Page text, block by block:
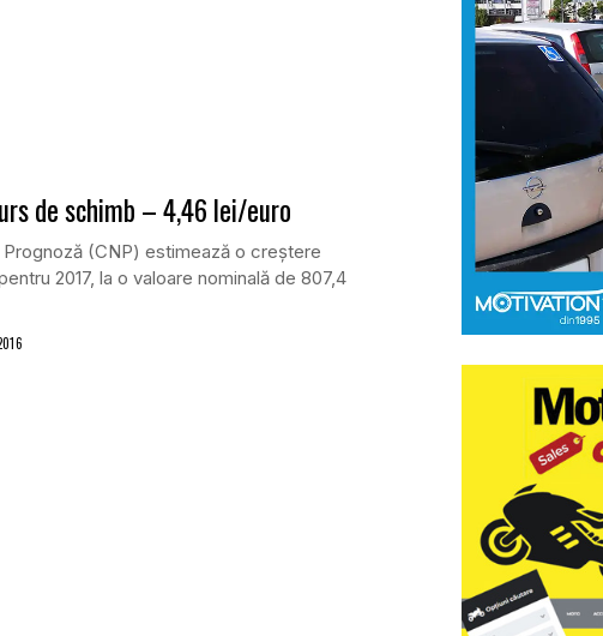
de schimb – 4,46 lei/euro
(CNP) estimează o creştere
2017, la o valoare nominală de 807,4